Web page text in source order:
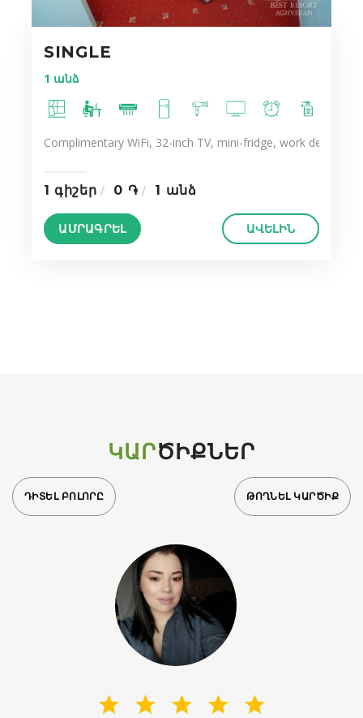
SINGLE
1 անձ
Complimentary WiFi, 32-inch TV, mini-fridge, work desk,
1 գիշեր 0 ֏ 1 անձ
ԱՄՐԱԳՐԵԼ ԱՎԵԼԻՆ
ԿԱՐԾԻՔՆԵՐ
ԴԻՏԵԼ ԲՈԼՈՐԸ ԹՈՂՆԵԼ ԿԱՐԾԻՔ